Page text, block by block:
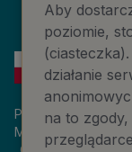
Platforma
Ministerstwo
Aby
poziomie,
działanie
na to